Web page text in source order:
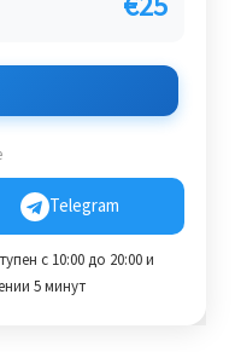
Telegram
с 10:00 до 20:00 и
5 минут